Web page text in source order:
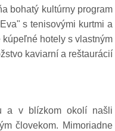
bohatý kultúrny program
s tenisovými kurtmi a
hotely s vlastným
kaviarní a reštaurácií
a v blízkom okolí našli
človekom. Mimoriadne